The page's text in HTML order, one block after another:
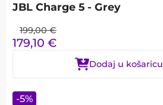
JBL Charge 5 - Grey
199,00 €
179,10 €
Dodaj u košaricu
-5%